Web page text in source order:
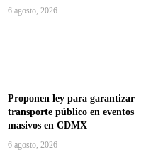
6 agosto, 2026
Proponen ley para garantizar
transporte público en eventos
masivos en CDMX
6 agosto, 2026